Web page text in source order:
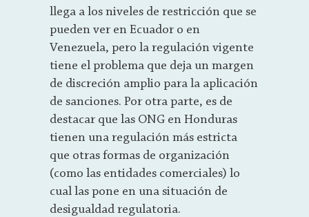
llega a los niveles de restricción que se
pueden ver en Ecuador o en
Venezuela, pero la regulación vigente
tiene el problema que deja un margen
de discreción amplio para la aplicación
de sanciones. Por otra parte, es de
destacar que las ONG en Honduras
tienen una regulación más estricta
que otras formas de organización
(como las entidades comerciales) lo
cual las pone en una situación de
desigualdad regulatoria.